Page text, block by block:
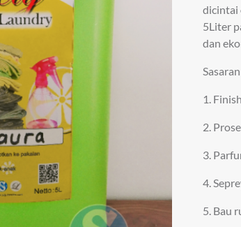
dicintai
5Liter
dan
1.
2.
3.
4.
5. Bau